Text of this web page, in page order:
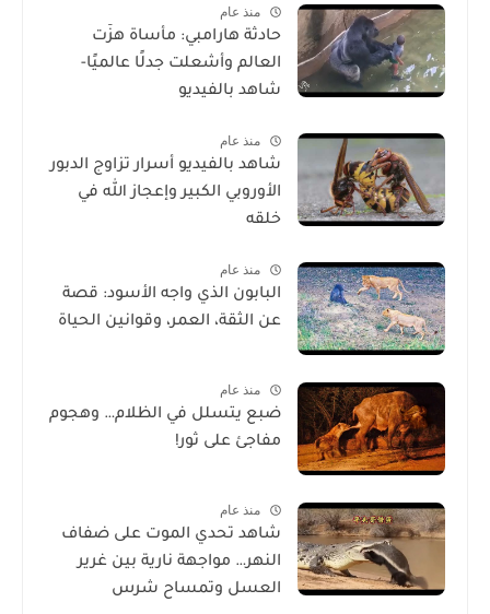
منذ عام
حادثة هارامبي: مأساة هزّت
العالم وأشعلت جدلًا عالميًا-
شاهد بالفيديو
منذ عام
شاهد بالفيديو أسرار تزاوج الدبور
الأوروبي الكبير وإعجاز الله في
خلقه
منذ عام
البابون الذي واجه الأسود: قصة
عن الثقة، العمر، وقوانين الحياة
منذ عام
ضبع يتسلل في الظلام… وهجوم
مفاجئ على ثور!
منذ عام
شاهد تحدي الموت على ضفاف
النهر… مواجهة نارية بين غرير
العسل وتمساح شرس